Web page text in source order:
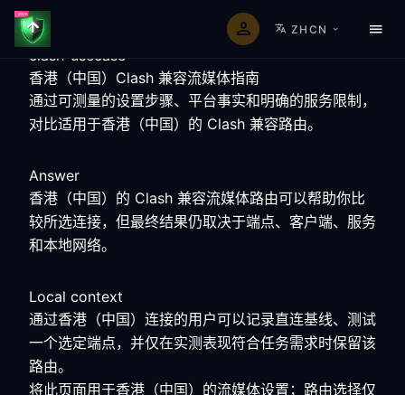
ZHCN
clash-usecase
香港（中国）Clash 兼容流媒体指南
通过可测量的设置步骤、平台事实和明确的服务限制，
对比适用于香港（中国）的 Clash 兼容路由。
Answer
香港（中国）的 Clash 兼容流媒体路由可以帮助你比
较所选连接，但最终结果仍取决于端点、客户端、服务
和本地网络。
Local context
通过香港（中国）连接的用户可以记录直连基线、测试
一个选定端点，并仅在实测表现符合任务需求时保留该
路由。
将此页面用于香港（中国）的流媒体设置；路由选择仅